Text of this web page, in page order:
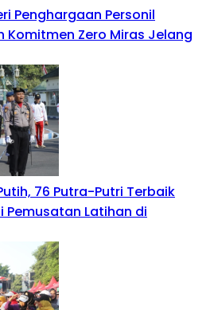
Penghargaan Personil
Komitmen Zero Miras Jelang
76 Putra-Putri Terbaik
Latihan di